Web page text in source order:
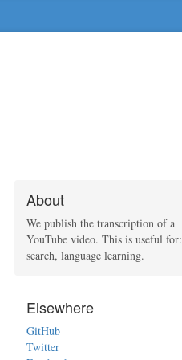
About
We publish the transcription of a
YouTube video. This is useful for:
search, language learning.
Elsewhere
GitHub
Twitter